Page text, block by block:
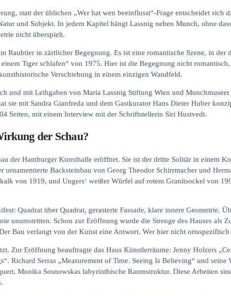
statt der üblichen „Wer hat wen beeinflusst“-Frage entscheidet sich
und Subjekt. In jedem Kapitel hängt Lassnig neben Munch, ohne
nicht überspielt.
Raubtier in zärtlicher Begegnung. Es ist eine romantische Szene, in der
Tiger schlafen“ von 1975. Hier ist die Begegnung nicht
Verschiebung in einem einzigen Wandfeld.
und mit Leihgaben von Maria Lassnig Stiftung Wien und
sie mit Sandra Gianfreda und dem Gastkurator Hans Dieter Huber
Seiten, mit einem Interview mit der Schriftstellerin Siri Hustvedt.
der Schau?
der Hamburger Kunsthalle eröffnet. Sie ist der dritte Solitär in einem
ornamentierte Backsteinbau von Georg Theodor Schirrmacher und
von 1919, und Ungers‘ weißer Würfel auf rotem Granitsockel von
Quadrat über Quadrat, gerasterte Fassade, klare innere Geometrie.
unumstritten. Schon zur Eröffnung wurde die Strenge des Hauses als
Bau verlangt von der Kunst eine Antwort. Wer hier nicht ortsspezifisch
Zur Eröffnung beauftragte das Haus Künstlerräume: Jenny Holzers
Richard Serras „Measurement of Time. Seeing Is Believing“ und seine
Monika Sosnowskas labyrinthische Raumstruktur. Diese Arbeiten